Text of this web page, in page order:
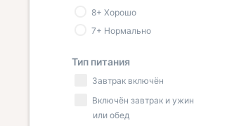
8+ Хорошо
7+ Нормально
Тип питания
Завтрак включён
Включён завтрак и ужин
или обед